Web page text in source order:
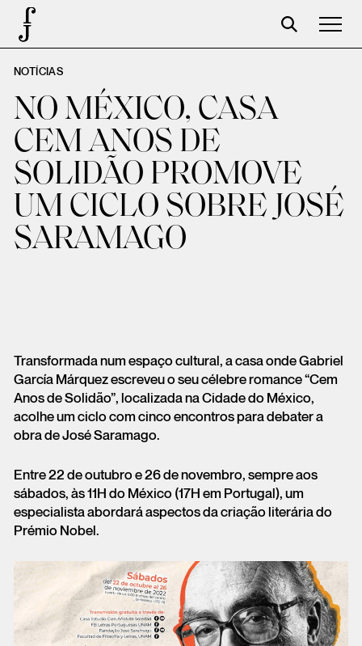
José Saramago
Programación
La Fundación
Aparceros
Centenario
Tienda
NOTÍCIAS
NO MÉXICO, CASA
CEM ANOS DE
SOLIDÃO PROMOVE
UM CICLO SOBRE JOSÉ
SARAMAGO
Transformada num espaço cultural, a casa onde Gabriel
García Márquez escreveu o seu célebre romance “Cem
Anos de Solidão”, localizada na Cidade do México,
acolhe um ciclo com cinco encontros para debater a
obra de José Saramago.
Entre 22 de outubro e 26 de novembro, sempre aos
sábados, às 11H do México (17H em Portugal), um
especialista abordará aspectos da criação literária do
Prémio Nobel.